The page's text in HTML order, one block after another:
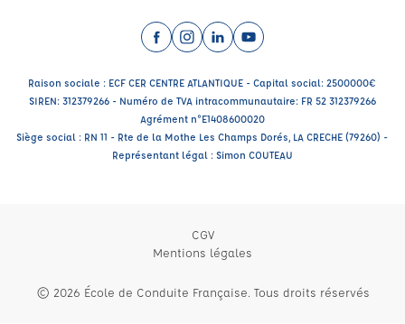
Facebook (nouvelle fenêtre)
Instagram (nouvelle fenêtre)
LinkedIn (nouvelle fenêtre)
YouTube (nouvelle
Raison sociale : ECF CER CENTRE ATLANTIQUE - Capital social: 2500000€
SIREN: 312379266 - Numéro de TVA intracommunautaire: FR 52 312379266
Agrément n°E1408600020
Siège social : RN 11 - Rte de la Mothe Les Champs Dorés, LA CRECHE (79260) -
Représentant légal : Simon COUTEAU
CGV
Mentions légales
© 2026 École de Conduite Française. Tous droits réservés